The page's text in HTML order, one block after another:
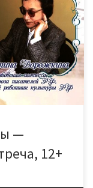
встреча с
романс”,
—
12+